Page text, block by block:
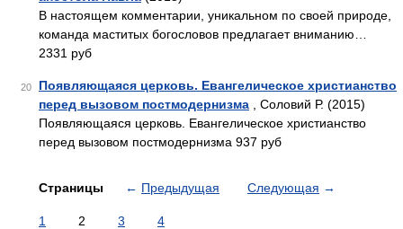
В настоящем комментарии, уникальном по своей природе,
команда маститых богословов предлагает вниманию…
2331 руб
20
Появляющаяся церковь. Евангелическое христианство
перед вызовом постмодернизма , Соловий Р. (2015)
Появляющаяся церковь. Евангелическое христианство
перед вызовом постмодернизма 937 руб
Страницы ← Предыдущая Следующая →
1 2 3 4